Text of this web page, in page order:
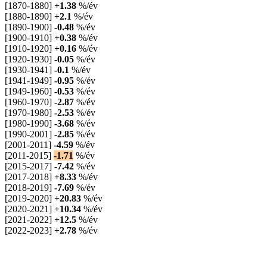
[1870-1880] +1.38 %/év
[1880-1890] +2.1 %/év
[1890-1900] -0.48 %/év
[1900-1910] +0.38 %/év
[1910-1920] +0.16 %/év
[1920-1930] -0.05 %/év
[1930-1941] -0.1 %/év
[1941-1949] -0.95 %/év
[1949-1960] -0.53 %/év
[1960-1970] -2.87 %/év
[1970-1980] -2.53 %/év
[1980-1990] -3.68 %/év
[1990-2001] -2.85 %/év
[2001-2011] -4.59 %/év
[2011-2015] -1.71 %/év
[2015-2017] -7.42 %/év
[2017-2018] +8.33 %/év
[2018-2019] -7.69 %/év
[2019-2020] +20.83 %/év
[2020-2021] +10.34 %/év
[2021-2022] +12.5 %/év
[2022-2023] +2.78 %/év